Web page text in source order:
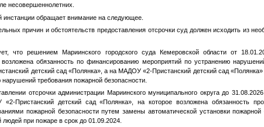
несовершеннолетних.
инстанции обращает внимание на следующее.
причин и обстоятельств предоставления отсрочки суд должен исходить из
что решением Мариинского городского суда Кемеровской области от
возложена обязанность по финансированию мероприятий по устранению
детский сад «Полянка», а на МАДОУ «2-Пристанский детский сад «Полянка»
требования пожарной безопасности.
отсрочки администрации Мариинского муниципального округа до
Пристанский детский сад «Полянка», на которое возложена обязанность
пожарной безопасности путем замены автоматической установки пожарной
при пожаре в срок до 01.09.2024.